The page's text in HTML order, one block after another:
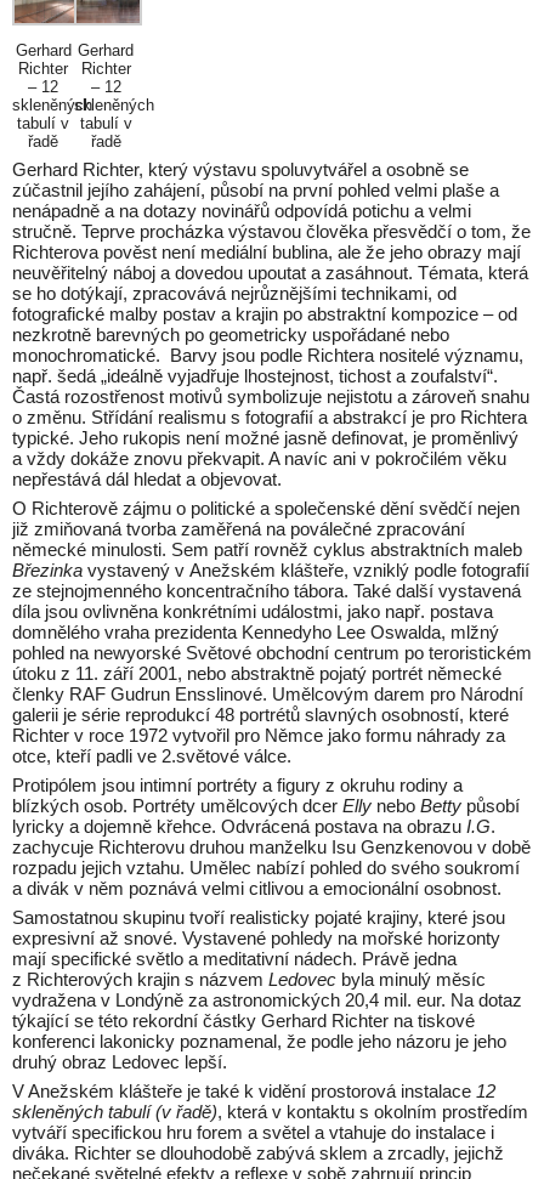
Gerhard
Richter
– 12
skleněných
tabulí v
řadě
Gerhard
Richter
– 12
skleněných
tabulí v
řadě
Gerhard Richter, který výstavu spoluvytvářel a osobně se
zúčastnil jejího zahájení, působí na první pohled velmi plaše a
nenápadně a na dotazy novinářů odpovídá potichu a velmi
stručně. Teprve procházka výstavou člověka přesvědčí o tom, že
Richterova pověst není mediální bublina, ale že jeho obrazy mají
neuvěřitelný náboj a dovedou upoutat a zasáhnout. Témata, která
se ho dotýkají, zpracovává nejrůznějšími technikami, od
fotografické malby postav a krajin po abstraktní kompozice – od
nezkrotně barevných po geometricky uspořádané nebo
monochromatické. Barvy jsou podle Richtera nositelé významu,
např. šedá „ideálně vyjadřuje lhostejnost, tichost a zoufalství“.
Častá rozostřenost motivů symbolizuje nejistotu a zároveň snahu
o změnu. Střídání realismu s fotografií a abstrakcí je pro Richtera
typické. Jeho rukopis není možné jasně definovat, je proměnlivý
a vždy dokáže znovu překvapit. A navíc ani v pokročilém věku
nepřestává dál hledat a objevovat.
O Richterově zájmu o politické a společenské dění svědčí nejen
již zmiňovaná tvorba zaměřená na poválečné zpracování
německé minulosti. Sem patří rovněž cyklus abstraktních maleb
Březinka vystavený v Anežském klášteře, vzniklý podle fotografií
ze stejnojmenného koncentračního tábora. Také další vystavená
díla jsou ovlivněna konkrétními událostmi, jako např. postava
domnělého vraha prezidenta Kennedyho Lee Oswalda, mlžný
pohled na newyorské Světové obchodní centrum po teroristickém
útoku z 11. září 2001, nebo abstraktně pojatý portrét německé
členky RAF Gudrun Ensslinové. Umělcovým darem pro Národní
galerii je série reprodukcí 48 portrétů slavných osobností, které
Richter v roce 1972 vytvořil pro Němce jako formu náhrady za
otce, kteří padli ve 2.světové válce.
Protipólem jsou intimní portréty a figury z okruhu rodiny a
blízkých osob. Portréty umělcových dcer Elly nebo Betty působí
lyricky a dojemně křehce. Odvrácená postava na obrazu I.G.
zachycuje Richterovu druhou manželku Isu Genzkenovou v době
rozpadu jejich vztahu. Umělec nabízí pohled do svého soukromí
a divák v něm poznává velmi citlivou a emocionální osobnost.
Samostatnou skupinu tvoří realisticky pojaté krajiny, které jsou
expresivní až snové. Vystavené pohledy na mořské horizonty
mají specifické světlo a meditativní nádech. Právě jedna
z Richterových krajin s názvem Ledovec byla minulý měsíc
vydražena v Londýně za astronomických 20,4 mil. eur. Na dotaz
týkající se této rekordní částky Gerhard Richter na tiskové
konferenci lakonicky poznamenal, že podle jeho názoru je jeho
druhý obraz Ledovec lepší.
V Anežském klášteře je také k vidění prostorová instalace 12
skleněných tabulí (v řadě), která v kontaktu s okolním prostředím
vytváří specifickou hru forem a světel a vtahuje do instalace i
diváka. Richter se dlouhodobě zabývá sklem a zrcadly, jejichž
nečekané světelné efekty a reflexe v sobě zahrnují princip